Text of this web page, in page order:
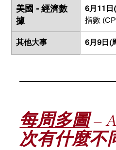
美國 - 經濟數
據
6月11
指數
其他大事 6月9日(
每周多圖 –
次有什麼不